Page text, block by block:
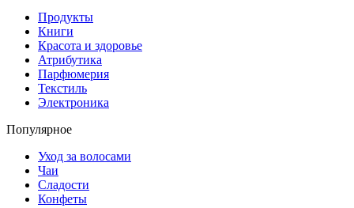
Продукты
Книги
Красота и здоровье
Атрибутика
Парфюмерия
Текстиль
Электроника
Популярное
Уход за волосами
Чаи
Сладости
Конфеты